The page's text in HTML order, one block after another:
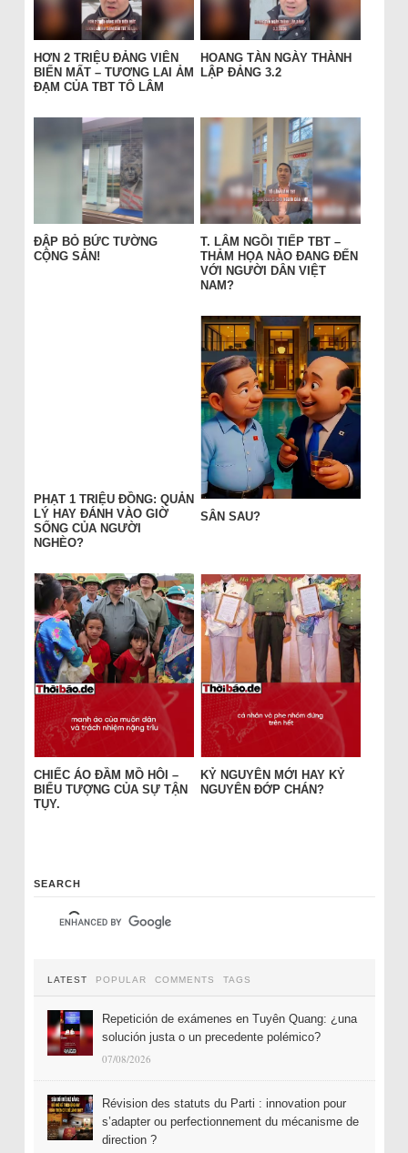
HƠN 2 TRIỆU ĐẢNG VIÊN
BIẾN MẤT – TƯƠNG LAI ẢM
ĐẠM CỦA TBT TÔ LÂM
HOANG TÀN NGÀY THÀNH
LẬP ĐẢNG 3.2
ĐẬP BỎ BỨC TƯỜNG
CỘNG SẢN!
T. LÂM NGỒI TIẾP TBT –
THẢM HỌA NÀO ĐANG ĐẾN
VỚI NGƯỜI DÂN VIỆT
NAM?
PHẠT 1 TRIỆU ĐỒNG: QUẢN
LÝ HAY ĐÁNH VÀO GIỜ
SỐNG CỦA NGƯỜI
NGHÈO?
SÂN SAU?
CHIẾC ÁO ĐẦM MỒ HÔI –
BIỂU TƯỢNG CỦA SỰ TẬN
TỤY.
KỶ NGUYÊN MỚI HAY KỶ
NGUYÊN ĐỚP CHÁN?
SEARCH
LATEST POPULAR COMMENTS TAGS
Repetición de exámenes en Tuyên Quang: ¿una
solución justa o un precedente polémico?
07/08/2026
Révision des statuts du Parti : innovation pour
s’adapter ou perfectionnement du mécanisme de
direction ?